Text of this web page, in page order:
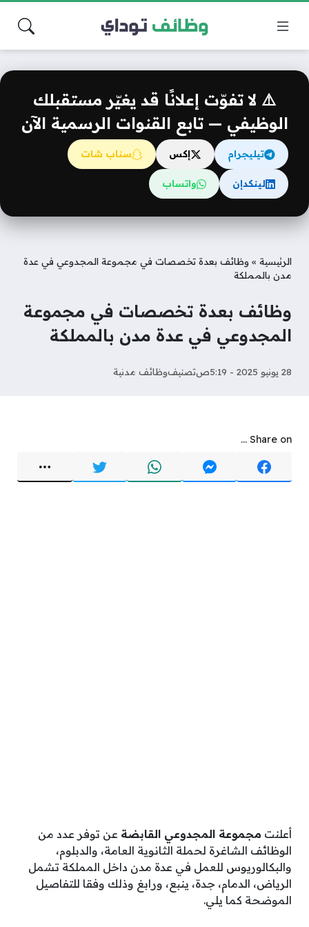
⚠️ لا تفوّت إعلانًا قد يغيّر مستقبلك
الوظيفي — تابع القنوات الرسمية الآن
تيليجرام إكس سناب شات
لينكدإن واتساب
الرئيسية » وظائف بعدة تخصصات في مجموعة المجدوعي في عدة
مدن بالمملكة
وظائف بعدة تخصصات في مجموعة
المجدوعي في عدة مدن بالمملكة
28 يونيو 2025 - 5:19ص تصنيفوظائف مدنية
Share on ...
أعلنت مجموعة المجدوعي القابضة عن توفر عدد من
الوظائف الشاغرة لحملة الثانوية العامة، والدبلوم،
والبكالوريوس للعمل في عدة مدن داخل المملكة تشمل
الرياض، الدمام، جدة، ينبع، ورابغ وذلك وفقا للتفاصيل
الموضحة كما يلي.